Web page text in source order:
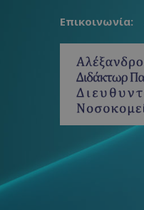
Επικοινωνία: